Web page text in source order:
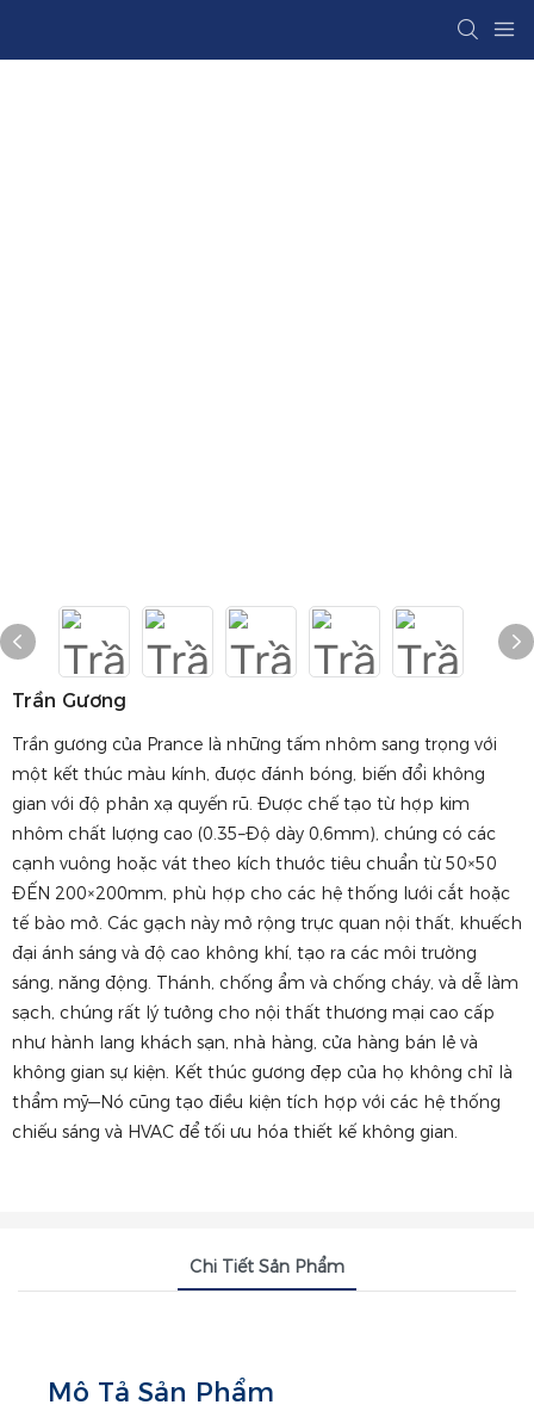
Trần Gương
Trần gương của Prance là những tấm nhôm sang trọng với
một kết thúc màu kính, được đánh bóng, biến đổi không
gian với độ phản xạ quyến rũ. Được chế tạo từ hợp kim
nhôm chất lượng cao (0.35–Độ dày 0,6mm), chúng có các
cạnh vuông hoặc vát theo kích thước tiêu chuẩn từ 50×50
ĐẾN 200×200mm, phù hợp cho các hệ thống lưới cắt hoặc
tế bào mở. Các gạch này mở rộng trực quan nội thất, khuếch
đại ánh sáng và độ cao không khí, tạo ra các môi trường
sáng, năng động. Thánh, chống ẩm và chống cháy, và dễ làm
sạch, chúng rất lý tưởng cho nội thất thương mại cao cấp
như hành lang khách sạn, nhà hàng, cửa hàng bán lẻ và
không gian sự kiện. Kết thúc gương đẹp của họ không chỉ là
thẩm mỹ—Nó cũng tạo điều kiện tích hợp với các hệ thống
chiếu sáng và HVAC để tối ưu hóa thiết kế không gian.
Chi Tiết Sản Phẩm
Mô Tả Sản Phẩm